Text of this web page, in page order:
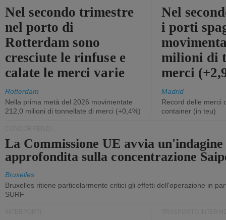
Nel secondo trimestre
nel porto di
Rotterdam sono
cresciute le rinfuse e
calate le merci varie
Rotterdam
Nella prima metà del 2026 movimentate
212,0 milioni di tonnellate di merci (+0,4%)
Nel
i porti
milioni di
merci
Madrid
Record delle merci
container (in teu)
La Commissione UE avvia un'indagine
approfondita sulla concentrazione
Bruxelles
Bruxelles ritiene particolarmente critici gli effetti dell'operazione in
SURF